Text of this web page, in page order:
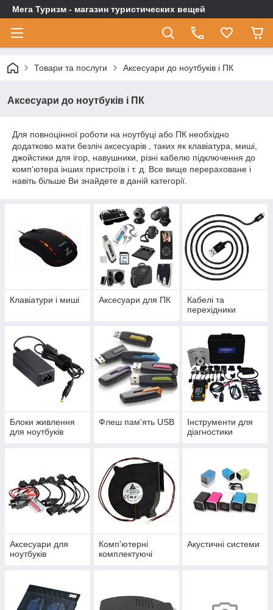
Мега Туризм - магазин туристических вещей
Товари та послуги Аксесуари до ноутбуків і ПК
Аксесуари до ноутбуків і ПК
Для повноцінної роботи на ноутбуці або ПК необхідно
додатково мати безліч аксесуарів , таких як клавіатура, миші,
джойстики для ігор, навушники, різні кабелю підключення до
комп'ютера інших пристроїв і т. д. Все вище перераховане і
навіть більше Ви знайдете в даній категорії.
Клавіатури і миші Аксесуари для ПК
Кабелі та
перехідники
Блоки живлення
для ноутбуків
Флеш пам'ять USB
Інструменти для
діагностики
Аксесуари для
ноутбуків
Комп'ютерні
комплектуючі
Акустичні системи